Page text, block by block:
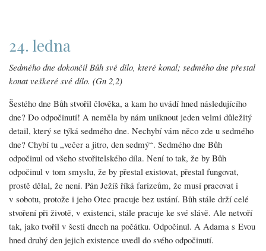
24. ledna
Sedmého dne dokončil Bůh své dílo, které konal; sedmého dne přestal
konat veškeré své dílo. (Gn 2,2)
Šestého dne Bůh stvořil člověka, a kam ho uvádí hned následujícího
dne? Do odpočinutí! A neměla by nám uniknout jeden velmi důležitý
detail, který se týká sedmého dne. Nechybí vám něco zde u sedmého
dne? Chybí tu „večer a jitro, den sedmý“. Sedmého dne Bůh
odpočinul od všeho stvořitelského díla. Není to tak, že by Bůh
odpočinul v tom smyslu, že by přestal existovat, přestal fungovat,
prostě dělal, že není. Pán Ježíš říká farizeům, že musí pracovat i
v sobotu, protože i jeho Otec pracuje bez ustání. Bůh stále drží celé
stvoření při životě, v existenci, stále pracuje ke své slávě. Ale netvoří
tak, jako tvořil v šesti dnech na počátku. Odpočinul. A Adama s Evou
hned druhý den jejich existence uvedl do svého odpočinutí.